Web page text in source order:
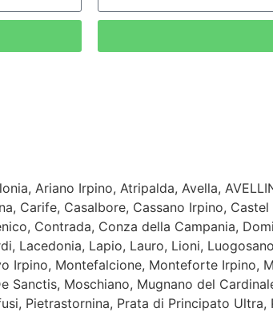
Ariano Irpino, Atripalda, Avella,
Carife, Casalbore, Cassano Irpino,
Contrada, Conza della Campania,
Lacedonia, Lapio, Lauro, Lioni,
Irpino, Montefalcione, Monteforte Irpino,
Moschiano, Mugnano del
Pietrastornina, Prata di Principato Ultra,